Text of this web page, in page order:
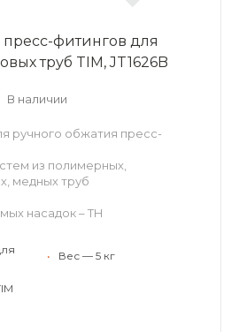
фитингов для
труб TIM, JT1626B
В наличии
ручного обжатия пресс-
из полимерных,
медных труб
насадок – ТН
• Вес — 5 кг